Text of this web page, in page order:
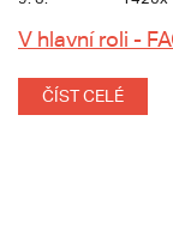
V hlavní roli -
ČÍST CELÉ